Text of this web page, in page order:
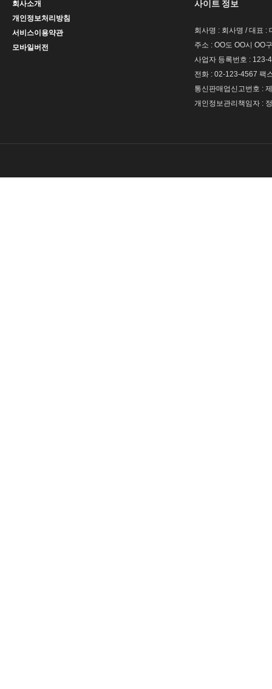
회사소개
개인정보처리방침
서비스이용약관
모바일버전
사이트 정보
회사명 : 회사명 / 대표 :
주소 : OO도 OO시 OO
사업자 등록번호 : 123-
전화 : 02-123-4567 팩
통신판매업신고번호 :
개인정보관리책임자 :